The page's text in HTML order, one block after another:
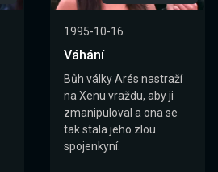
1995-10-16
Váhání
Bůh války Arés nastraží
na Xenu vraždu, aby ji
zmanipuloval a ona se
tak stala jeho zlou
spojenkyní.